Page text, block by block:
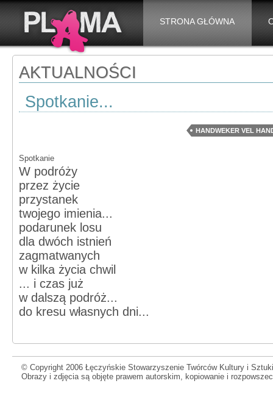
STRONA GŁÓWNA
AKTUALNOŚCI
Spotkanie...
HANDWEKER VEL
Spotkanie
W podróży
przez życie
przystanek
twojego imienia...
podarunek losu
dla dwóch istnień
zagmatwanych
w kilka życia chwil
... i czas już
w dalszą podróż...
do kresu własnych dni...
© Copyright 2006 Łęczyńskie Stowarzyszenie Twórców Kultury i
Obrazy i zdjęcia są objęte prawem autorskim, kopiowanie i